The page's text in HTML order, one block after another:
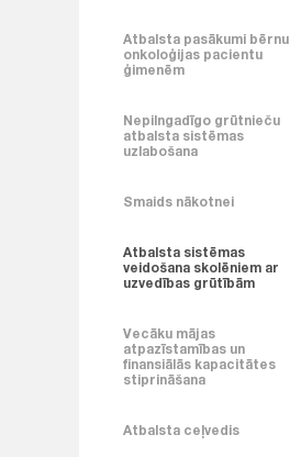
Atbalsta pasākumi bērnu
onkoloģijas pacientu
ģimenēm
Nepilngadīgo grūtnieču
atbalsta sistēmas
uzlabošana
Smaids nākotnei
Atbalsta sistēmas
veidošana skolēniem ar
uzvedības grūtībām
Vecāku mājas
atpazīstamības un
finansiālās kapacitātes
stiprināšana
Atbalsta ceļvedis